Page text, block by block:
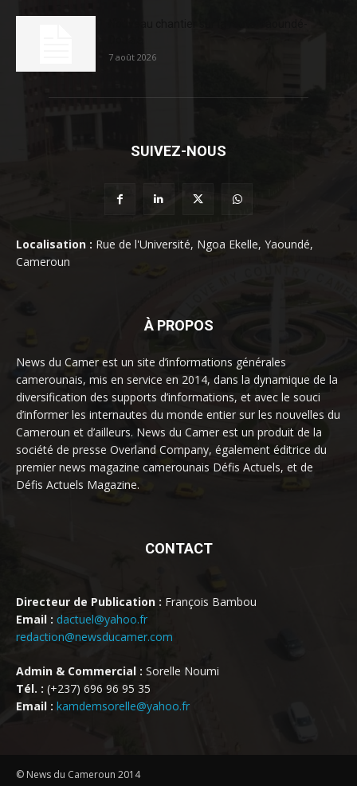
7 août 2026
SUIVEZ-NOUS
Localisation : Rue de l'Université, Ngoa Ekelle, Yaoundé,
Cameroun
À PROPOS
News du Camer est un site d’informations générales
camerounais, mis en service en 2014, dans la dynamique de la
diversification des supports d’informations, et avec le souci
d’informer les internautes du monde entier sur les nouvelles du
Cameroun et d’ailleurs. News du Camer est un produit de la
société de presse Overland Company, également éditrice du
premier news magazine camerounais Défis Actuels, et de
Défis Actuels Magazine.
CONTACT
Directeur de Publication : François Bambou
Email : dactuel@yahoo.fr
redaction@newsducamer.com
Admin & Commercial : Sorelle Noumi
Tél. : (+237) 696 96 95 35
Email : kamdemsorelle@yahoo.fr
© News du Cameroun 2014